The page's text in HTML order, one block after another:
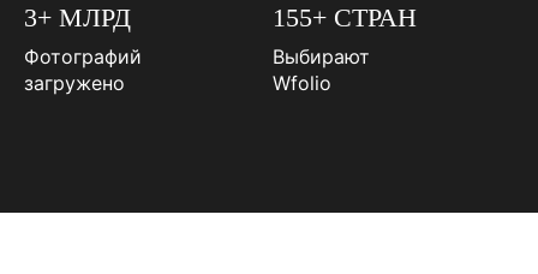
3+ МЛРД
Фотографий
загружено
155+ СТРАН
Выбирают
Wfolio